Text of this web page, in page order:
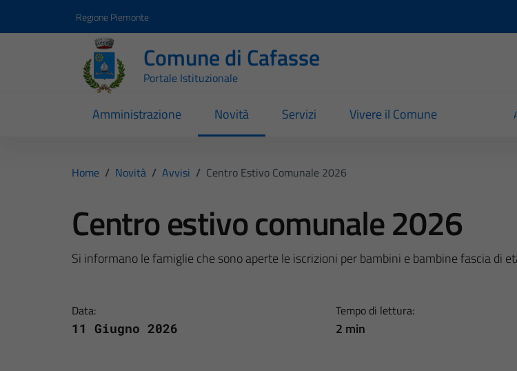
Regione Piemonte
Comune di Cafasse
Portale Istituzionale
Amministrazione Novità Servizi Vivere il Comune
Home / Novità / Avvisi / Centro Estivo Comunale 2026
Centro estivo comunale 2026
Si informano le famiglie che sono aperte le iscrizioni per bambini e bambine fascia di
Data:
11 Giugno 2026
Tempo di lettura:
2 min